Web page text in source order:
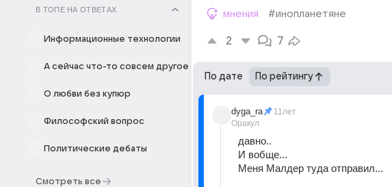
В ТОПЕ НА ОТВЕТАХ
Информационные технологии
А сейчас что-то совсем другое
О любви без купюр
Философский вопрос
Политические дебаты
Смотреть все
мнения #инопланетяне
2 7
По дате По рейтингу
dyga_ra
Оракул
11лет
давно..
И вобще...
Меня Малдер туда отправил...